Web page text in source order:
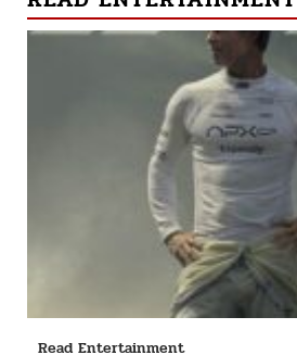
Read Entertainment